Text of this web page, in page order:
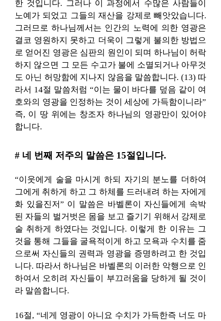
한 것입니다. 그러나 이 과정에서 수많은 사람들이
노예가 되었고 그들의 재산을 강제로 빼앗았습니다.
그러므로 하나님께서는 인간의 노력에 의한 영광은
결코 영원하지 못하고 더욱이 그렇게 불의한 방법으
로 얻어진 영광은 심판의 원인이 되며 하나님이 허락
하지 않으면 그 모든 수고가 불에 소멸되거나 아무것
도 아닌 허망함에 지나지 않음을 말씀합니다. (13) 따
라서 14절 말씀처럼 “이는 물이 바다를 덮음 같이 여
호와의 영광을 인정하는 것이 세상에 가득함이니라”
즉, 이 땅 위에는 창조자 하나님의 영광만이 있어야
합니다.
# 네 번째 저주의 말씀은 15절입니다.
“이웃에게 술을 마시게 하되 자기의 분노를 더하여
그에게 취하게 하고 그 하체를 드러내려 하는 자에게
화 있을진저” 이 말씀은 바벨론이 자신들에게 속박
된 자들의 벌거벗은 몸을 보고 즐기기 위해서 강제로
술 취하게 하였다는 것입니다. 이렇게 한 이유는 그
것을 통해 그들을 굴욕적이게 하고 모욕과 수치를 줌
으로써 자신들의 권력과 영광을 증명하려고 한 것입
니다. 따라서 하나님은 바벨론의 이러한 악행으로 인
하여서 오히려 자신들이 부끄러움을 당하게 될 것이
라 말씀합니다.
16절, “네게 영광이 아니요 수치가 가득한즉 너도 마